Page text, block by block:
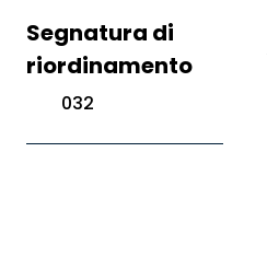
Segnatura di
riordinamento
032